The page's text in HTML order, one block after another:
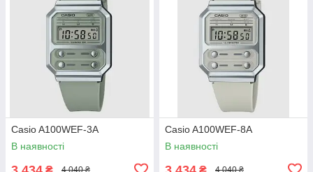
Casio A100WEF-3A
В наявності
Casio A100WEF-8A
В наявності